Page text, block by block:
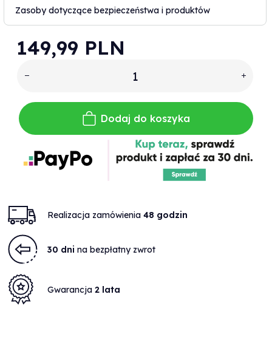
Zasoby dotyczące bezpieczeństwa i produktów
149,99 PLN
Dodaj do koszyka
Realizacja zamówienia 48 godzin
30 dni na bezpłatny zwrot
Gwarancja 2 lata